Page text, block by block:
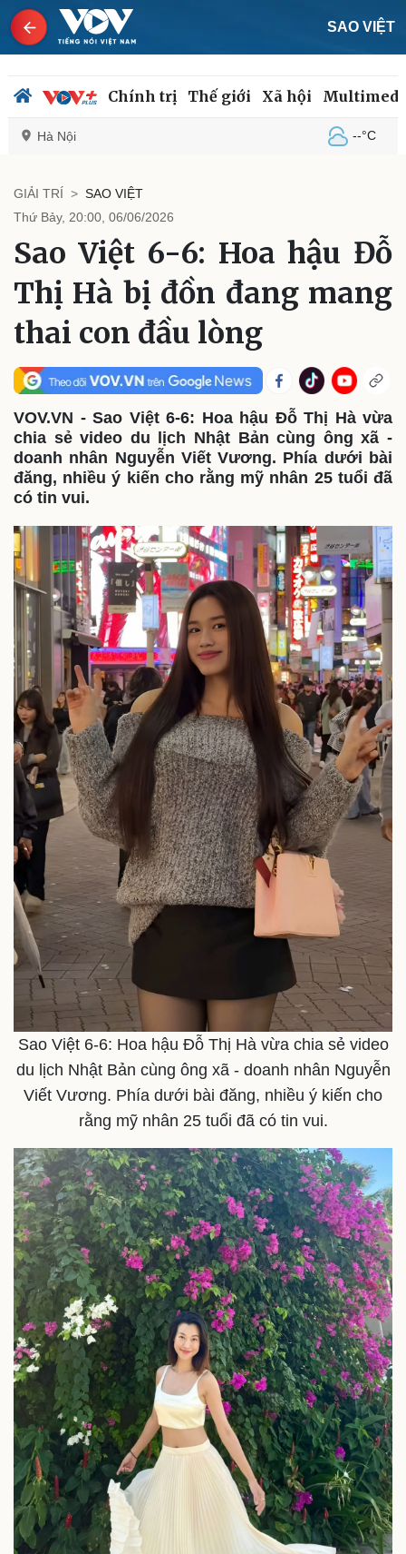
SAO VIỆT
Chính trị Thế giới Xã hội
Hà Nội --°C
Chính trị
Đảng
Tổ chức nhân sự
Quốc hội
Nhận diện sự thật
Tin 24h
Dự báo thời tiết
Giáo dục
Dấu ấn VOV
Biển đảo
Thế giới
Quan sát
Cuộc sống đó đây
Hồ sơ
Video
E-Magazine
Infographic
GIẢI TRÍ
SAO VIỆT
Thứ Bảy, 20:00, 06/06/2026
Sao Việt 6-6: Hoa hậu Đỗ
Thị Hà bị đồn đang mang
thai con đầu lòng
VOV.VN - Sao Việt 6-6: Hoa hậu Đỗ Thị Hà vừa
chia sẻ video du lịch Nhật Bản cùng ông xã -
doanh nhân Nguyễn Viết Vương. Phía dưới bài
đăng, nhiều ý kiến cho rằng mỹ nhân 25 tuổi đã
có tin vui.
Sao Việt 6-6: Hoa hậu Đỗ Thị Hà vừa chia sẻ video
du lịch Nhật Bản cùng ông xã - doanh nhân Nguyễn
Viết Vương. Phía dưới bài đăng, nhiều ý kiến cho
rằng mỹ nhân 25 tuổi đã có tin vui.